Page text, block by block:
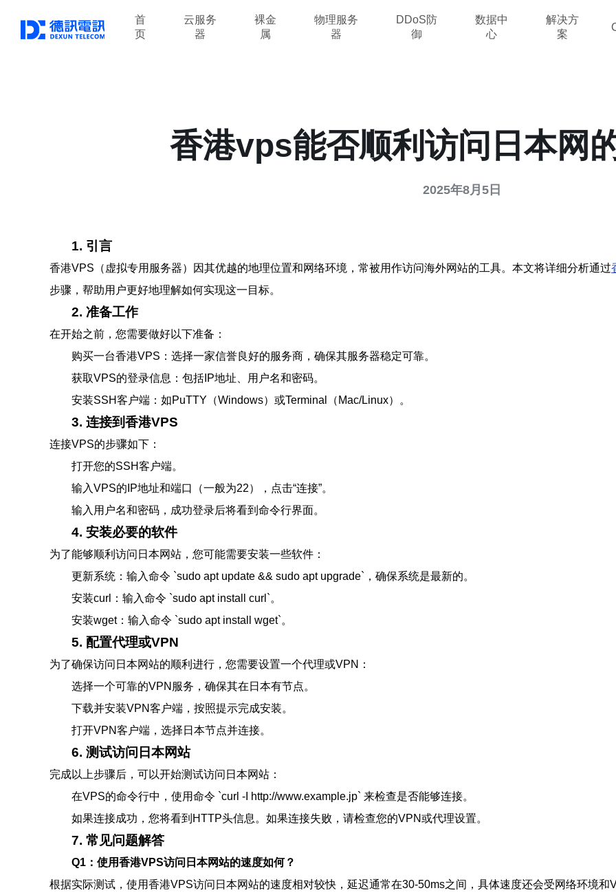
首
页
云服务
器
裸金
属
物理服务
器
DDoS防
御
数据中
心
解决方
案
香港vps能否顺利访问日本网
2025年8月5日
1. 引言
香港VPS（虚拟专用服务器）因其优越的地理位置和网络环境，常被用作访问海外网站的工具。本文将详细分析通过
步骤，帮助用户更好地理解如何实现这一目标。
2. 准备工作
在开始之前，您需要做好以下准备：
购买一台香港VPS：选择一家信誉良好的服务商，确保其服务器稳定可靠。
获取VPS的登录信息：包括IP地址、用户名和密码。
安装SSH客户端：如PuTTY（Windows）或Terminal（Mac/Linux）。
3. 连接到香港VPS
连接VPS的步骤如下：
打开您的SSH客户端。
输入VPS的IP地址和端口（一般为22），点击“连接”。
输入用户名和密码，成功登录后将看到命令行界面。
4. 安装必要的软件
为了能够顺利访问日本网站，您可能需要安装一些软件：
更新系统：输入命令 `sudo apt update && sudo apt upgrade`，确保系统是最新的。
安装curl：输入命令 `sudo apt install curl`。
安装wget：输入命令 `sudo apt install wget`。
5. 配置代理或VPN
为了确保访问日本网站的顺利进行，您需要设置一个代理或VPN：
选择一个可靠的VPN服务，确保其在日本有节点。
下载并安装VPN客户端，按照提示完成安装。
打开VPN客户端，选择日本节点并连接。
6. 测试访问日本网站
完成以上步骤后，可以开始测试访问日本网站：
在VPS的命令行中，使用命令 `curl -I http://www.example.jp` 来检查是否能够连接。
如果连接成功，您将看到HTTP头信息。如果连接失败，请检查您的VPN或代理设置。
7. 常见问题解答
Q1：使用香港VPS访问日本网站的速度如何？
根据实际测试，使用香港VPS访问日本网站的速度相对较快，延迟通常在30-50ms之间，具体速度还会受网络环境和